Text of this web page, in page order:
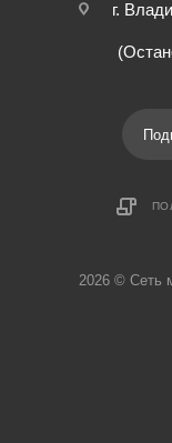
г.
2026 © Cеть